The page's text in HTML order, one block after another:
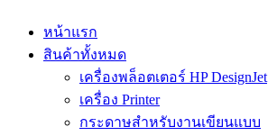
หน้าแรก
สินค้าทั้งหมด
เครื่องพล็อตเตอร์ HP DesignJet
เครื่อง Printer
กระดาษสำหรับงานเขียนแบบ